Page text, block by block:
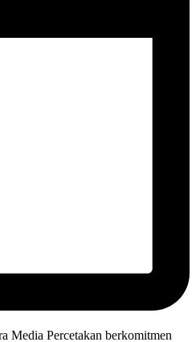
Media Percetakan berkomitmen